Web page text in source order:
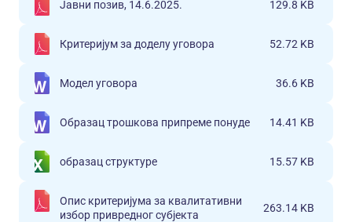
Јавни позив, 14.6.2025. 129.8 KB
Критеријум за доделу уговора 52.72 KB
Модел уговора 36.6 KB
Образац трошкова припреме понуде 14.41 KB
образац структуре 15.57 KB
Опис критеријума за квалитативни
избор привредног субјекта
263.14 KB